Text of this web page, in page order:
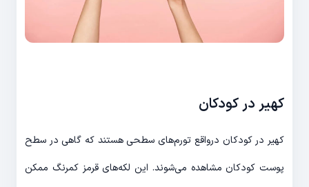
کهیر در کودکان
کهیر در کودکان درواقع تورم‌های سطحی هستند که گاهی در سطح
پوست کودکان مشاهده می‌شوند. این لکه‌های قرمز کمرنگ ممکن